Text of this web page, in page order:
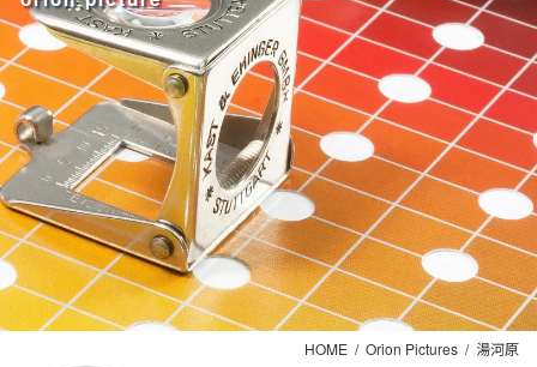
HOME Orion Pictures 湯河原